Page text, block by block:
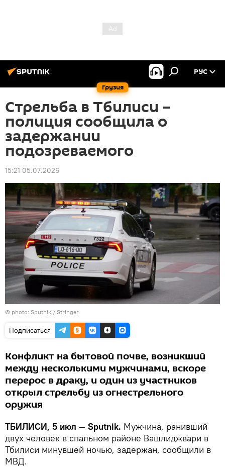
Грузия
РУС
Стрельба в Тбилиси –
полиция сообщила о
задержании
подозреваемого
15:21 05.07.2026
© photo: Sputnik / Stringer
Подписаться
Конфликт на бытовой почве, возникший
между несколькими мужчинами, вскоре
перерос в драку, и один из участников
открыл стрельбу из огнестрельного
оружия
ТБИЛИСИ, 5 июл — Sputnik. Мужчина, ранивший
двух человек в спальном районе Вашлиджвари в
Тбилиси минувшей ночью, задержан, сообщили в
МВД.